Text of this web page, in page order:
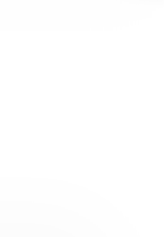
a global